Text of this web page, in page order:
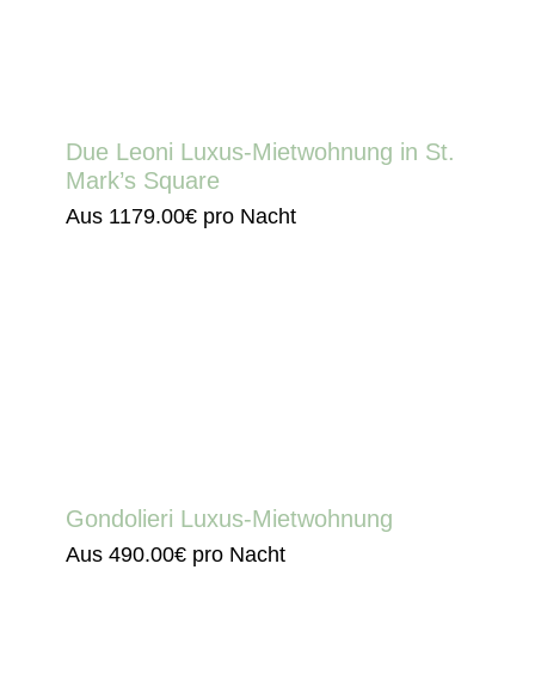
Due Leoni Luxus-Mietwohnung in St.
Mark’s Square
Aus 1179.00€ pro Nacht
Gondolieri Luxus-Mietwohnung
Aus 490.00€ pro Nacht